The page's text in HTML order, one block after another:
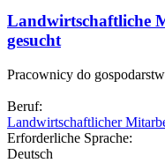
Landwirtschaftliche
gesucht
Pracownicy do
Beruf:
Landwirtschaftlicher
Erforderliche Sprache:
Deutsch